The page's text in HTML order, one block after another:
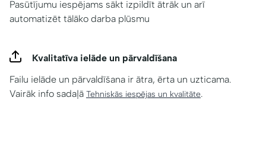
Pasūtījumu iespējams sākt izpildīt ātrāk un arī
automatizēt tālāko darba plūsmu
Kvalitatīva ielāde un pārvaldīšana
Failu ielāde un pārvaldīšana ir ātra, ērta un uzticama.
Vairāk info sadaļā Tehniskās iespējas un kvalitāte.